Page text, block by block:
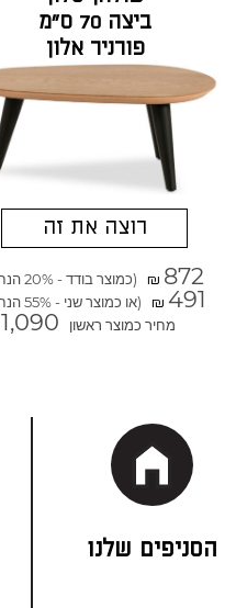
ביצה 70 ס"מ
פורניר אלון
רגל שחורה
רוצה את זה
₪ 872 (כמוצר בודד - 20% הנחה)
₪ 491
(או כמוצר שני - 55% הנחה)
מחיר כמוצר ראשון
1,090
הסניפים שלנו